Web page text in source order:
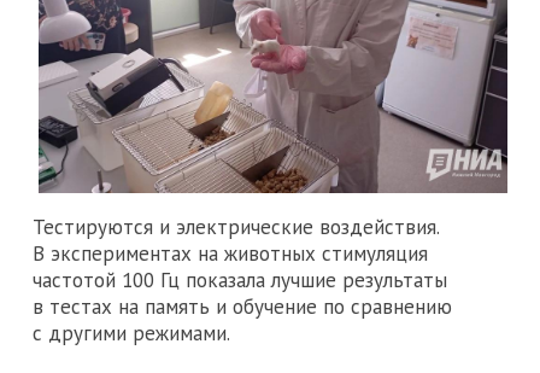
Тестируются и электрические воздействия.
В экспериментах на животных стимуляция
частотой 100 Гц показала лучшие результаты
в тестах на память и обучение по сравнению
с другими режимами.